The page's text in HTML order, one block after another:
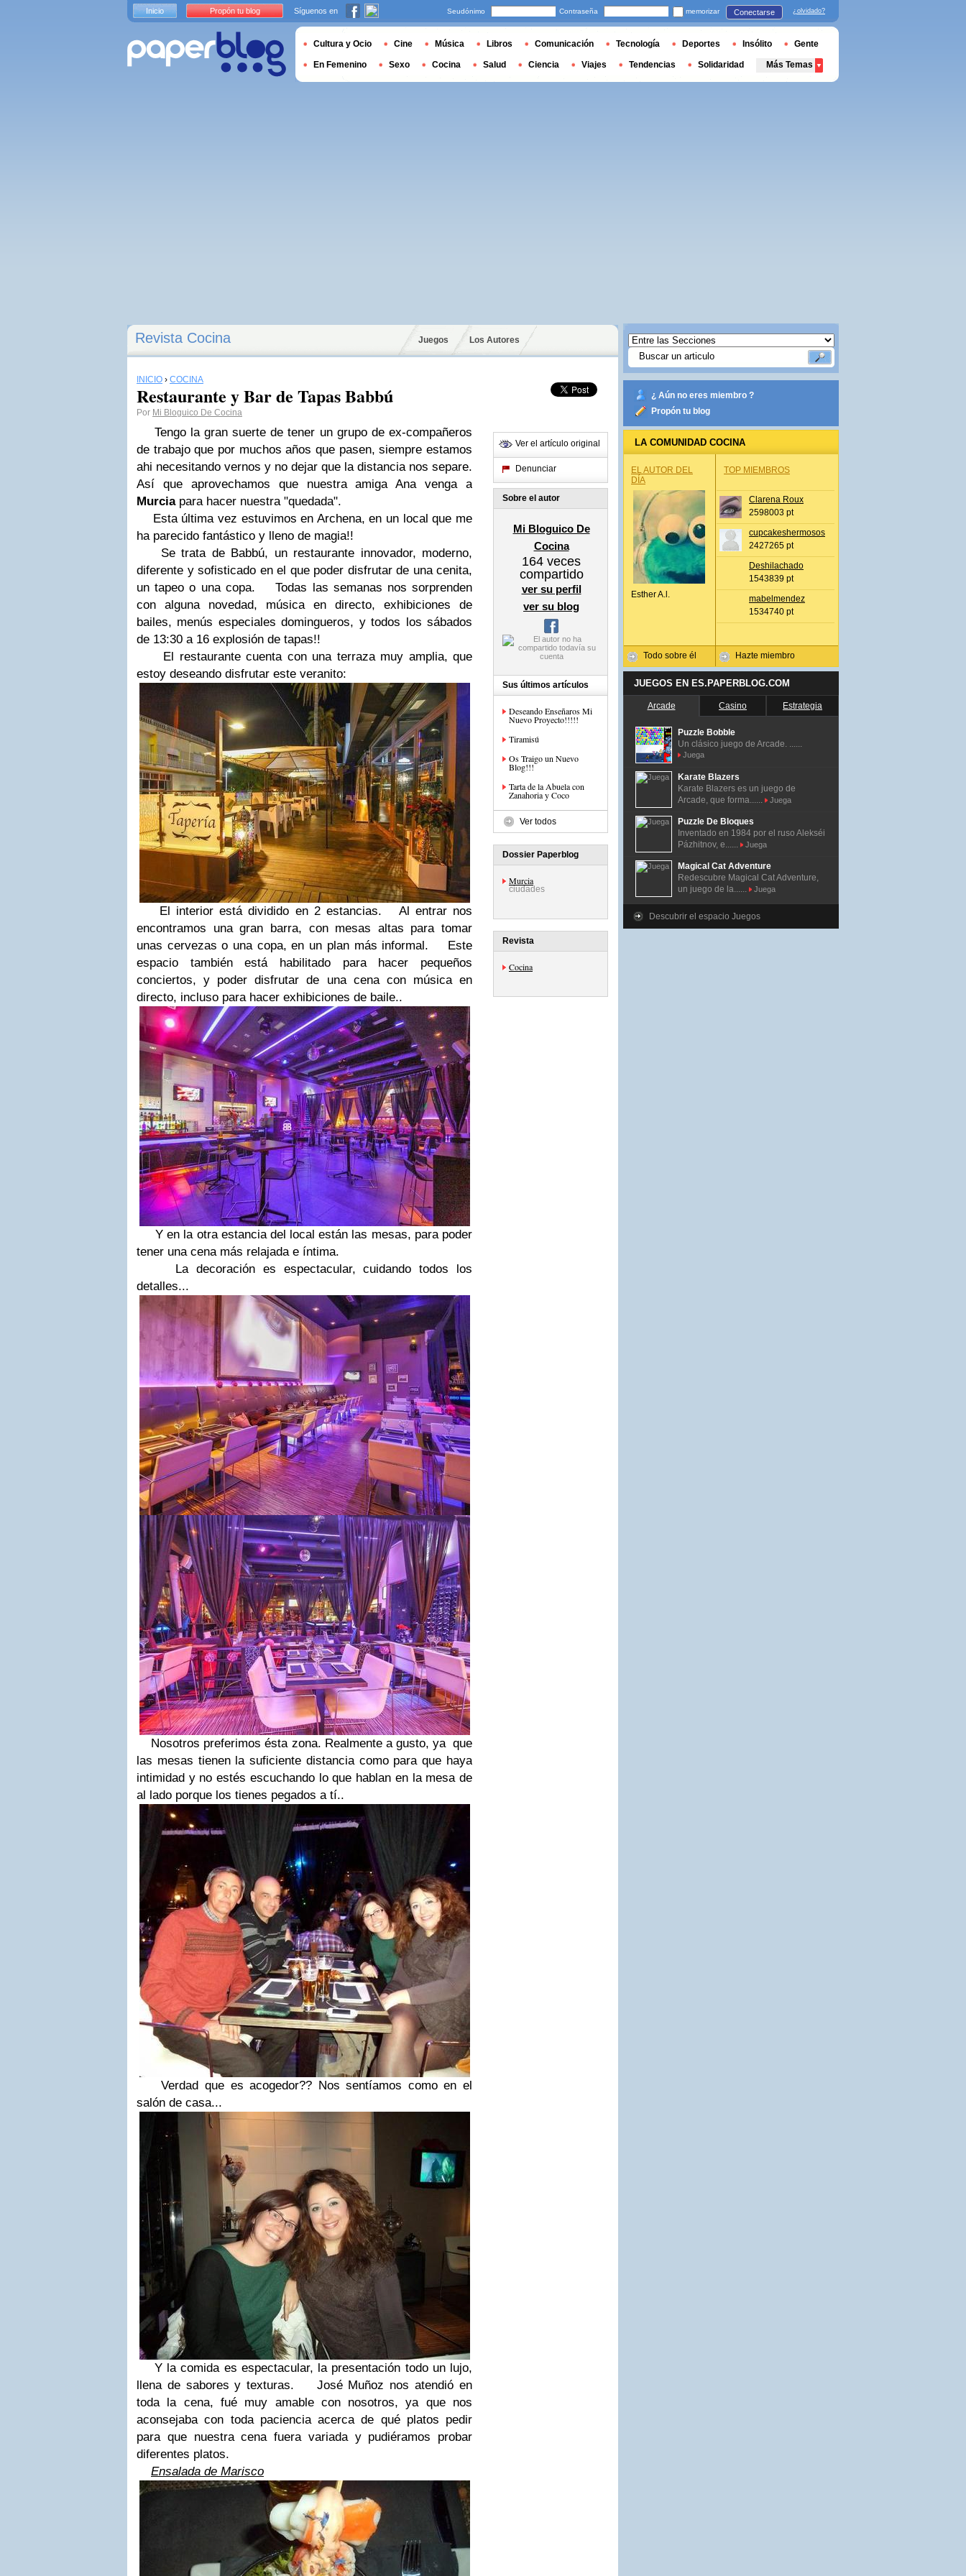
Revista Cocina Juegos Los Autores
INICIO › COCINA
Restaurante y Bar de Tapas Babbú
Por Mi Bloguico De Cocina
Tengo la gran suerte de tener un grupo de ex-compañeros
de trabajo que por muchos años que pasen, siempre estamos
ahi necesitando vernos y no dejar que la distancia nos separe.
Así que aprovechamos que nuestra amiga Ana venga a
Murciapara hacer nuestra "quedada".
Esta última vez estuvimos en Archena, en un local que me
ha parecido fantástico y lleno de magia!!
Se trata de Babbú, un restaurante innovador, moderno,
diferente y sofisticado en el que poder disfrutar de una cenita,
un tapeo o una copa. Todas las semanas nos sorprenden
con alguna novedad, música en directo, exhibiciones de
bailes, menús especiales domingueros, y todos los sábados
de 13:30 a 16 explosión de tapas!!
El restaurante cuenta con una terraza muy amplia, que
estoy deseando disfrutar este veranito:
El interior está dividido en 2 estancias. Al entrar nos
encontramos una gran barra, con mesas altas para tomar
unas cervezas o una copa, en un plan más informal. Este
espacio también está habilitado para hacer pequeños
conciertos, y poder disfrutar de una cena con música en
directo, incluso para hacer exhibiciones de baile..
Y en la otra estancia del local están las mesas, para poder
tener una cena más relajada e íntima.
La decoración es espectacular, cuidando todos los
detalles...
Nosotros preferimos ésta zona. Realmente a gusto, ya que
las mesas tienen la suficiente distancia como para que haya
intimidad y no estés escuchando lo que hablan en la mesa de
al lado porque los tienes pegados a tí..
Verdad que es acogedor?? Nos sentíamos como en el
salón de casa...
Y la comida es espectacular, la presentación todo un lujo,
llena de sabores y texturas. José Muñoz nos atendió en
toda la cena, fué muy amable con nosotros, ya que nos
aconsejaba con toda paciencia acerca de qué platos pedir
para que nuestra cena fuera variada y pudiéramos probar
diferentes platos.
Ensalada de Marisco
Ver el artículo original
Denunciar
Sobre el autor
Mi Bloguico De
Cocina
164 veces
compartido
ver su perfil
ver su blog
Sus últimos artículos
Deseando Enseñaros Mi
Nuevo Proyecto!!!!!
Tiramisú
Os Traigo un Nuevo
Blog!!!
Tarta de la Abuela con
Zanahoria y Coco
Ver todos
Dossier Paperblog
Murcia
ciudades
Revista
Cocina
¿ Aún no eres miembro ?
Propón tu blog
LA COMUNIDAD COCINA
EL AUTOR DEL
DÍA
Esther A.l.
Todo sobre él
TOP MIEMBROS
Clarena Roux
2598003 pt
cupcakeshermosos
2427265 pt
Deshilachado
1543839 pt
mabelmendez
1534740 pt
Hazte miembro
JUEGOS EN ES.PAPERBLOG.COM
Arcade Casino Estrategia
Puzzle Bobble
Un clásico juego de Arcade. ......
Juega
Karate Blazers
Karate Blazers es un juego de
Arcade, que forma......
Juega
Puzzle De Bloques
Inventado en 1984 por el ruso Alekséi
Pázhitnov, e......
Juega
Magical Cat Adventure
Redescubre Magical Cat Adventure,
un juego de la......
Juega
Descubrir el espacio Juegos
Inicio Propón tu blog Síguenos en Seudónimo Contraseña memorizar Conectarse ¿olvidado?
Cultura y Ocio Cine Música Libros Comunicación Tecnología Deportes Insólito Gente
En Femenino Sexo Cocina Salud Ciencia Viajes Tendencias Solidaridad Más Temas